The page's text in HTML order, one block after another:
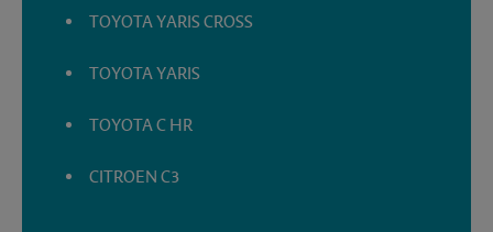
TOYOTA YARIS CROSS
TOYOTA YARIS
TOYOTA C HR
CITROEN C3